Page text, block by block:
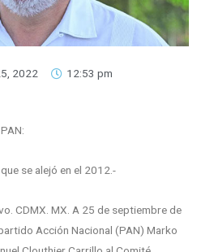
2022
12:53 pm
se alejó en el 2012.-
CDMX. MX. A 25 de septiembre de
Acción Nacional (PAN) Marko